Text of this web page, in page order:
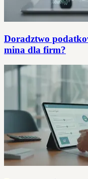
Doradztwo
mina dla firm?